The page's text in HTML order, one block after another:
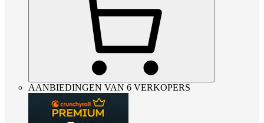
AANBIEDINGEN VAN 6 VERKOPERS